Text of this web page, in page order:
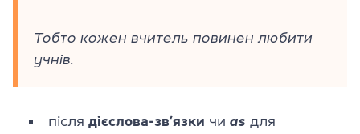
Тобто кожен вчитель повинен любити
учнів.
після дієслова-зв’язки чи as для